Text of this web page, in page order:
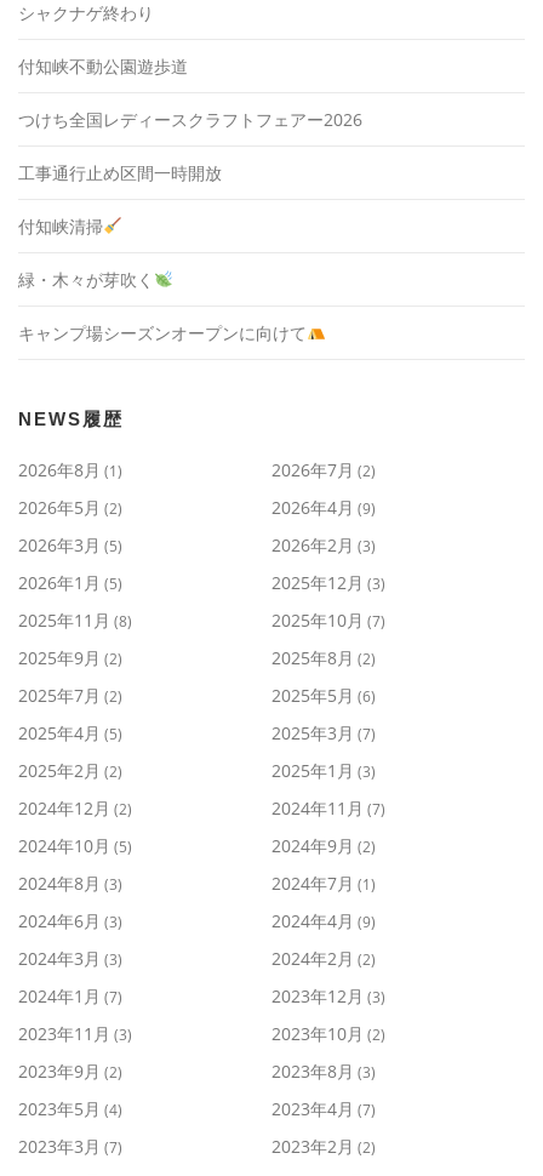
シャクナゲ終わり
付知峡不動公園遊歩道
つけち全国レディースクラフトフェアー2026
工事通行止め区間一時開放
付知峡清掃
緑・木々が芽吹く
キャンプ場シーズンオープンに向けて
NEWS履歴
2026年8月 (1) 2026年7月 (2)
2026年5月 (2) 2026年4月 (9)
2026年3月 (5) 2026年2月 (3)
2026年1月 (5) 2025年12月 (3)
2025年11月 (8) 2025年10月 (7)
2025年9月 (2) 2025年8月 (2)
2025年7月 (2) 2025年5月 (6)
2025年4月 (5) 2025年3月 (7)
2025年2月 (2) 2025年1月 (3)
2024年12月 (2) 2024年11月 (7)
2024年10月 (5) 2024年9月 (2)
2024年8月 (3) 2024年7月 (1)
2024年6月 (3) 2024年4月 (9)
2024年3月 (3) 2024年2月 (2)
2024年1月 (7) 2023年12月 (3)
2023年11月 (3) 2023年10月 (2)
2023年9月 (2) 2023年8月 (3)
2023年5月 (4) 2023年4月 (7)
2023年3月 (7) 2023年2月 (2)